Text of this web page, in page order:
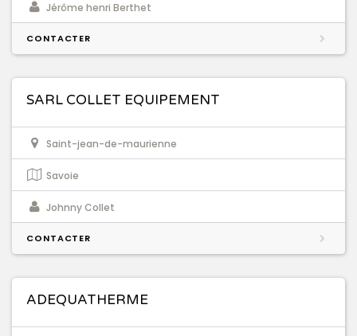
Jérôme henri Berthet
CONTACTER
SARL COLLET EQUIPEMENT
Saint-jean-de-maurienne
Savoie
Johnny Collet
CONTACTER
ADEQUATHERME